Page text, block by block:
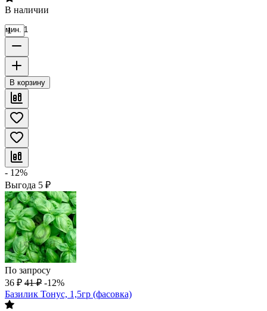
В наличии
мин. 1
В корзину
- 12%
Выгода 5 ₽
По запросу
36 ₽ 41 ₽ -12%
Базилик Тонус, 1,5гр (фасовка)